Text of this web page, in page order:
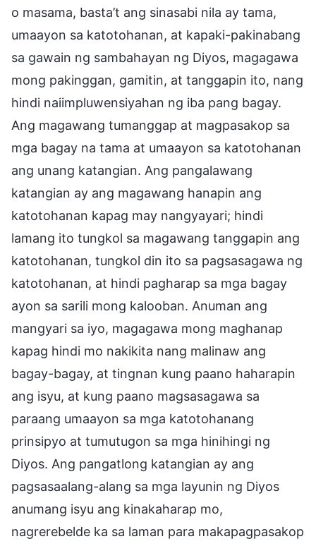
o masama, basta’t ang sinasabi nila ay tama,
umaayon sa katotohanan, at kapaki-pakinabang
sa gawain ng sambahayan ng Diyos, magagawa
mong pakinggan, gamitin, at tanggapin ito, nang
hindi naiimpluwensiyahan ng iba pang bagay.
Ang magawang tumanggap at magpasakop sa
mga bagay na tama at umaayon sa katotohanan
ang unang katangian. Ang pangalawang
katangian ay ang magawang hanapin ang
katotohanan kapag may nangyayari; hindi
lamang ito tungkol sa magawang tanggapin ang
katotohanan, tungkol din ito sa pagsasagawa ng
katotohanan, at hindi pagharap sa mga bagay
ayon sa sarili mong kalooban. Anuman ang
mangyari sa iyo, magagawa mong maghanap
kapag hindi mo nakikita nang malinaw ang
bagay-bagay, at tingnan kung paano haharapin
ang isyu, at kung paano magsasagawa sa
paraang umaayon sa mga katotohanang
prinsipyo at tumutugon sa mga hinihingi ng
Diyos. Ang pangatlong katangian ay ang
pagsasaalang-alang sa mga layunin ng Diyos
anumang isyu ang kinakaharap mo,
nagrerebelde ka sa laman para makapagpasakop